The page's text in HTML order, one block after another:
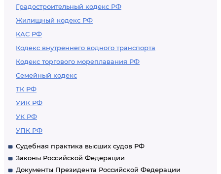
Градостроительный кодекс РФ
Жилищный кодекс РФ
КАС РФ
Кодекс внутреннего водного транспорта
Кодекс торгового мореплавания РФ
Семейный кодекс
ТК РФ
УИК РФ
УК РФ
УПК РФ
Судебная практика высших судов РФ
Законы Российской Федерации
Документы Президента Российской Федерации